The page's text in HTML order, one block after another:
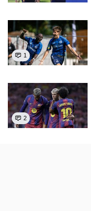
1
2